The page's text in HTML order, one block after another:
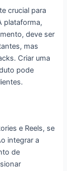
crucial para
plataforma,
deve ser
mas
Criar uma
pode
e Reels, se
integrar a
de